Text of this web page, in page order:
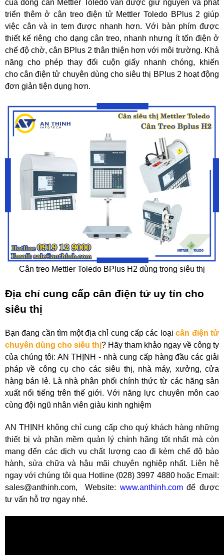
của dòng cân Mettler Toledo vẫn được giữ nguyên và phát
triển thêm ở cân treo điện tử Mettler Toledo BPlus 2 giúp
việc cân và in tem được nhanh hơn. Với bàn phím được
thiết kế riêng cho dạng cân treo, nhanh nhưng ít tốn điện ở
chế độ chờ, cân BPlus 2 thân thiện hơn với môi trường. Khả
năng cho phép thay đổi cuộn giấy nhanh chóng, khiến
cho cân điện tử chuyên dùng cho siêu thị BPlus 2 hoạt động
đơn giản tiện dụng hơn.
Cân treo Mettler Toledo BPlus H2 dùng trong siêu thị
Địa chỉ cung cấp cân điện tử uy tín cho
siêu thị
Bạn đang cần tìm một địa chỉ cung cấp các loạicân điện tử
chuyên dùng cho siêu thị? Hãy tham khảo ngay về công ty
của chúng tôi: AN THỊNH - nhà cung cấp hàng đầu các giải
pháp về công cụ cho các siêu thị, nhà máy, xưởng, cửa
hàng bán lẻ. Là nhà phân phối chính thức từ các hãng sản
xuất nổi tiếng trên thế giới. Với năng lực chuyên môn cao
cùng đội ngũ nhân viên giàu kinh nghiệm
AN THỊNH không chỉ cung cấp cho quý khách hàng những
thiết bị và phần mềm quản lý chính hãng tốt nhất mà còn
mang đến các dịch vụ chất lượng cao đi kèm chế độ bảo
hành, sửa chữa và hậu mãi chuyên nghiệp nhất. Liên hệ
ngay với chúng tôi qua Hotline (028) 3997 4880 hoặc Email:
sales@anthinh.com, Website: www.anthinh.comđể được
tư vấn hỗ trợ ngay nhé.